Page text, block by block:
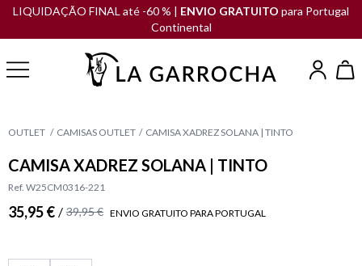
LIQUIDAÇÃO FINAL até -60 % | ENVIO GRATUITO para Portugal
Continental
OUTLET CAMISAS OUTLET CAMISA XADREZ SOLANA | TINTO
CAMISA XADREZ SOLANA | TINTO
Ref. W25CM0316-221
35,95 € / 39,95 € ENVIO GRATUITO PARA PORTUGAL